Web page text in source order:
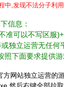
中,发现不法分子利
信息：
准可以不写区服
独立运营无任
照下面要求提供
网站独立运营的